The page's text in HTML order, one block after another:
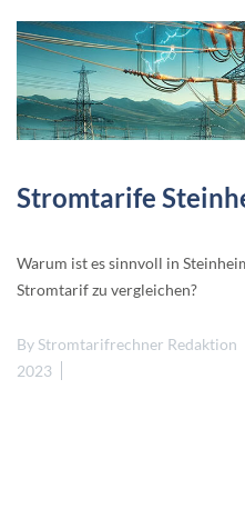
Stromtarife
Warum ist es sinnvoll in
Stromtarif zu vergleichen?
By Stromtarifrechner Redaktion
2023